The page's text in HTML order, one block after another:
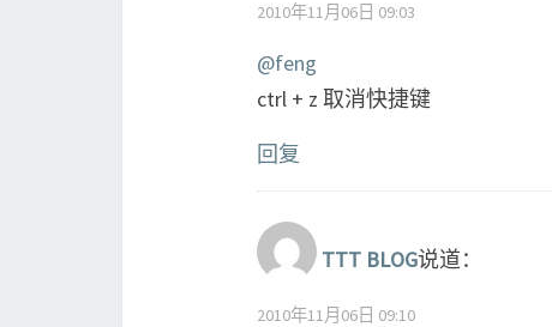
2010年11月06日 09:03
@feng
ctrl + z 取消快捷键
回复
TTT BLOG说道：
2010年11月06日 09:10